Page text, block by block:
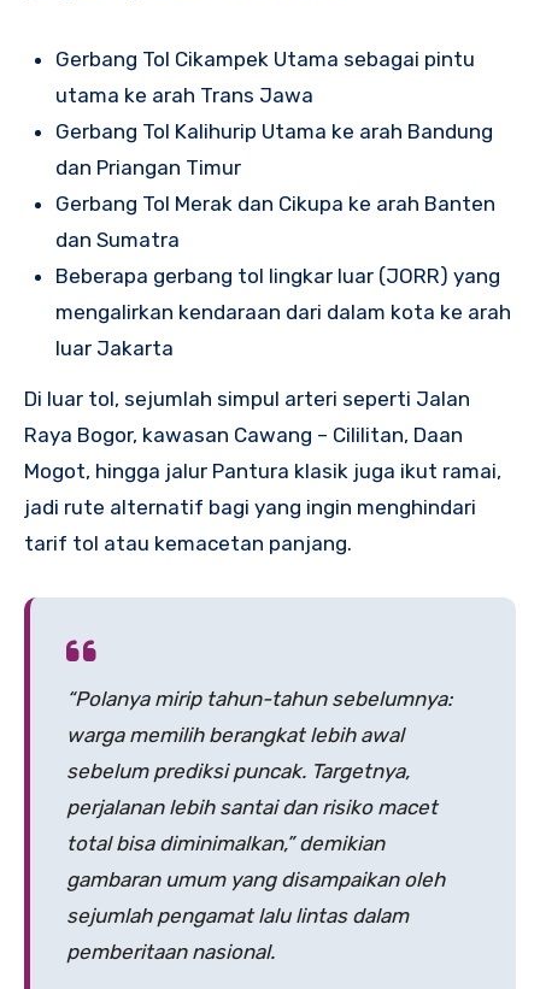
Gerbang Tol Cikampek Utama sebagai pintu
utama ke arah Trans Jawa
Gerbang Tol Kalihurip Utama ke arah Bandung
dan Priangan Timur
Gerbang Tol Merak dan Cikupa ke arah Banten
dan Sumatra
Beberapa gerbang tol lingkar luar (JORR) yang
mengalirkan kendaraan dari dalam kota ke arah
luar Jakarta
Di luar tol, sejumlah simpul arteri seperti Jalan
Raya Bogor, kawasan Cawang – Cililitan, Daan
Mogot, hingga jalur Pantura klasik juga ikut ramai,
jadi rute alternatif bagi yang ingin menghindari
tarif tol atau kemacetan panjang.
“Polanya mirip tahun-tahun sebelumnya:
warga memilih berangkat lebih awal
sebelum prediksi puncak. Targetnya,
perjalanan lebih santai dan risiko macet
total bisa diminimalkan,” demikian
gambaran umum yang disampaikan oleh
sejumlah pengamat lalu lintas dalam
pemberitaan nasional.